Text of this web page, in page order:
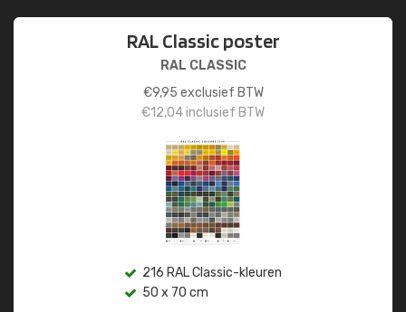
RAL Classic poster
RAL CLASSIC
€9,95 exclusief BTW
€12,04inclusief BTW
216 RAL Classic-kleuren
50 x 70 cm